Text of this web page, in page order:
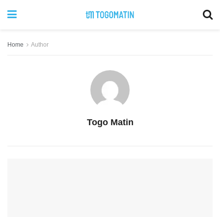
Home Author
Togo Matin